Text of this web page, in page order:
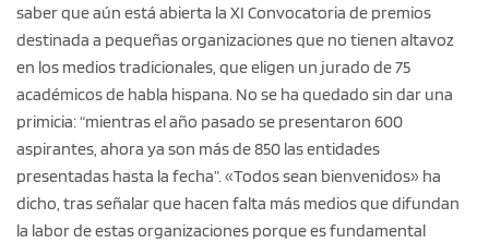
saber que aún está abierta la XI Convocatoria de premios
destinada a pequeñas organizaciones que no tienen altavoz
en los medios tradicionales, que eligen un jurado de 75
académicos de habla hispana. No se ha quedado sin dar una
primicia: “mientras el año pasado se presentaron 600
aspirantes, ahora ya son más de 850 las entidades
presentadas hasta la fecha”. «Todos sean bienvenidos» ha
dicho, tras señalar que hacen falta más medios que difundan
la labor de estas organizaciones porque es fundamental